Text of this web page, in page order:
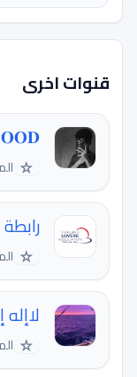
قنوات اخرى
☆
☆
لاإله
☆